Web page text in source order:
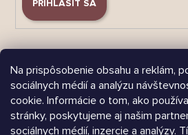
Na prispôsobenie obsahu a reklám,
sociálnych médií a analýzu
cookie. Informácie o tom, ako
stránky, poskytujeme aj našim
sociálnych médií, inzercie a analýzy.
PRIHLÁSIŤ SA
Árukereső.hu